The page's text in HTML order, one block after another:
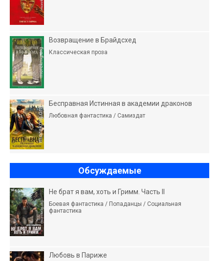
Возвращение в Брайдсхед
Классическая проза
Бесправная Истинная в академии драконов
Любовная фантастика / Самиздат
Обсуждаемые
Не брат я вам, хоть и Гримм. Часть II
Боевая фантастика / Попаданцы / Социальная
фантастика
Любовь в Париже